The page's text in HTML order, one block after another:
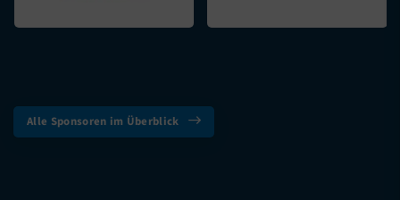
Alle Sponsoren im Überblick